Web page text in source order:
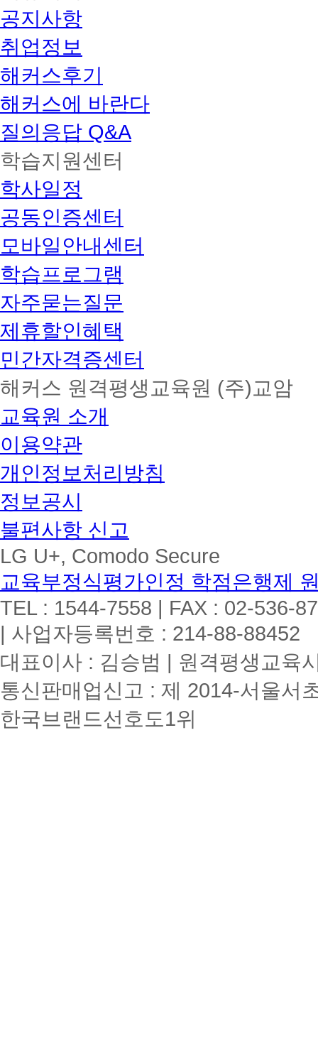
공지사항
취업정보
해커스후기
해커스에 바란다
질의응답 Q&A
학습지원센터
학사일정
공동인증센터
모바일안내센터
학습프로그램
자주묻는질문
제휴할인혜택
민간자격증센터
해커스 원격평생교육원 (주)교암
교육원 소개
이용약관
개인정보처리방침
정보공시
불편사항 신고
LG U+, Comodo Secure
교육부정식평가인정 학점은행제
TEL : 1544-7558 | FAX : 02-536-
| 사업자등록번호 : 214-88-88452
대표이사 : 김승범 | 원격평생교육
통신판매업신고 : 제 2014-서울서
한국브랜드선호도1위